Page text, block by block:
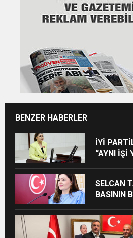
BENZER HABERLER
İYİ
“AYNI İŞİ
SELCAN
BASININ